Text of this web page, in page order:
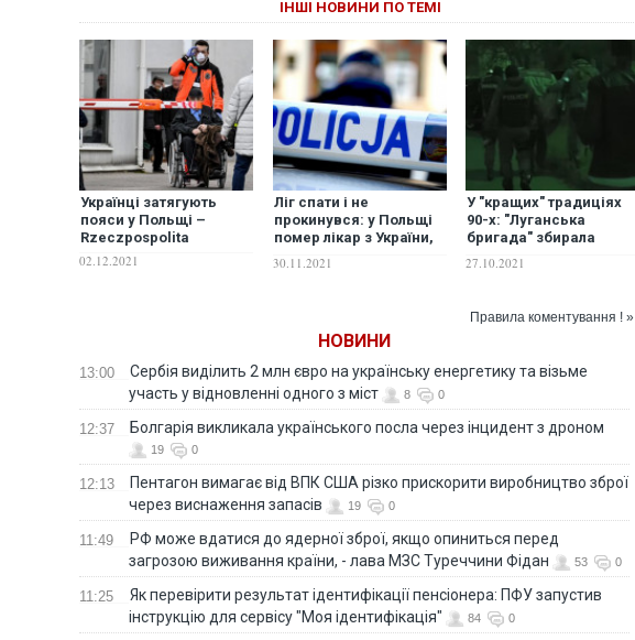
ІНШІ НОВИНИ ПО ТЕМІ
Українці затягують
пояси у Польщі –
Rzeczpospolita
02.12.2021
Ліг спати і не
прокинувся: у Польщі
помер лікар з України,
будівництві, щоб
30.11.2021
У "кращих" традиціях
90-х: "Луганська
бригада" збирала
приїхали на заробітки
27.10.2021
Правила коментування ! »
НОВИНИ
13:00
Сербія виділить 2 млн євро на українську енергетику та візьме
участь у відновленні одного з міст
8 0
12:37 Болгарія викликала українського посла через інцидент з дроном
19 0
12:13
Пентагон вимагає від ВПК США різко прискорити виробництво зброї
через виснаження запасів
19 0
11:49
РФ може вдатися до ядерної зброї, якщо опиниться перед
загрозою виживання країни, - лава МЗС Туреччини Фідан
53 0
11:25
Як перевірити результат ідентифікації пенсіонера: ПФУ запустив
інструкцію для сервісу "Моя ідентифікація"
84 0